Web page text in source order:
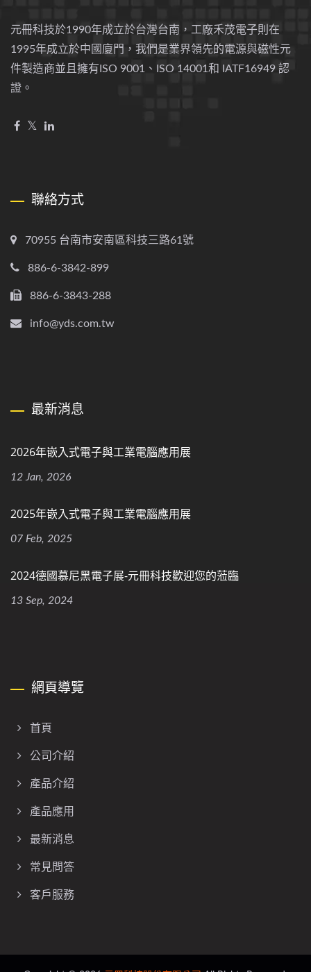
元冊科技於1990年成立於台灣台南，工廠禾茂電子則在
1995年成立於中國廈門，我們是業界領先的電源與磁性元
件製造商並且擁有ISO 9001、ISO 14001和 IATF16949 認
證。
聯絡方式
70955 台南市安南區科技三路61號
886-6-3842-899
886-6-3843-288
info@yds.com.tw
最新消息
2026年嵌入式電子與工業電腦應用展
12 Jan, 2026
2025年嵌入式電子與工業電腦應用展
07 Feb, 2025
2024德國慕尼黑電子展-元冊科技歡迎您的蒞臨
13 Sep, 2024
網頁導覽
首頁
公司介紹
產品介紹
產品應用
最新消息
常見問答
客戶服務